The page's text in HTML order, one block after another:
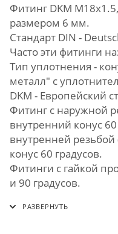
Фитинг DKM
размером 6 мм.
Стандарт DIN -
Часто эти фитинги
Тип уплотнения -
металл" с
DKM - Европейский
Фитинг с наружной
внутренний конус
внутренней
конус 60 градусов.
Фитинги с гайкой
и 90 градусов.